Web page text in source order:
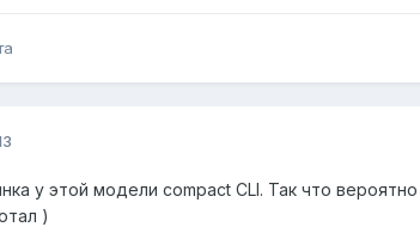
у этой модели compact CLI. Так что
)